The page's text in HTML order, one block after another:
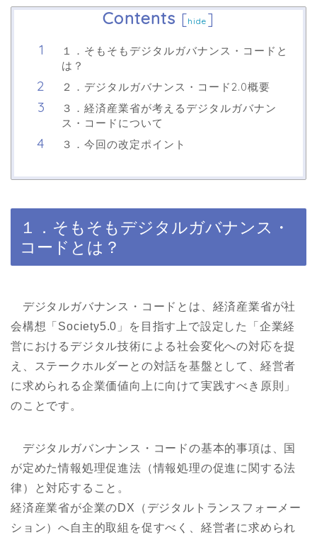
Contents [hide ]
１．そもそもデジタルガバナンス・コードと
は？
２．デジタルガバナンス・コード2.0概要
３．経済産業省が考えるデジタルガバナン
ス・コードについて
３．今回の改定ポイント
１．そもそもデジタルガバナンス・
コードとは？
デジタルガバナンス・コードとは、経済産業省が社
会構想「Society5.0」を目指す上で設定した「企業経
営におけるデジタル技術による社会変化への対応を捉
え、ステークホルダーとの対話を基盤として、経営者
に求められる企業価値向上に向けて実践すべき原則」
のことです。
デジタルガバンナンス・コードの基本的事項は、国
が定めた情報処理促進法（情報処理の促進に関する法
律）と対応すること。
経済産業省が企業のDX（デジタルトランスフォーメー
ション）へ自主的取組を促すべく、経営者に求められ